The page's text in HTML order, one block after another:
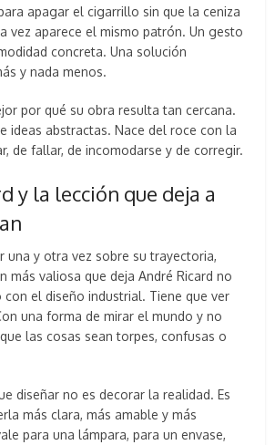
apagar el cigarrillo sin que la ceniza
vez aparece el mismo patrón. Un gesto
concreta. Una solución
y nada menos.
por qué su obra resulta tan cercana.
ideas abstractas. Nace del roce con la
de fallar, de incomodarse y de corregir.
y la lección que deja a
una y otra vez sobre su trayectoria,
más valiosa que deja André Ricard no
el diseño industrial. Tiene que ver
una forma de mirar el mundo y no
las cosas sean torpes, confusas o
diseñar no es decorar la realidad. Es
más clara, más amable y más
para una lámpara, para un envase,